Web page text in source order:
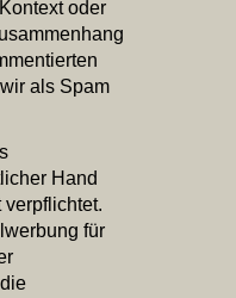
oder
als Spam
Hand
für